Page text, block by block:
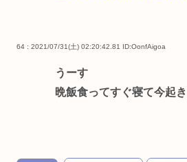
64 : 2021/07/31(土) 02:20:42.81 ID:OonfAigoa
うーす
晩飯食ってすぐ寝て今起